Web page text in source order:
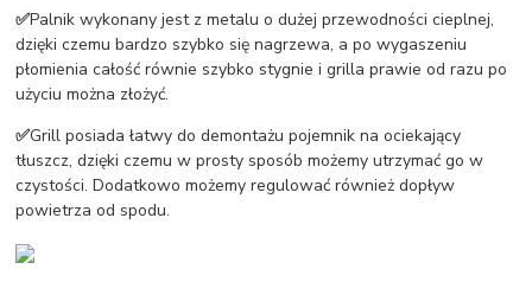
✅Palnik wykonany jest z metalu o dużej przewodności cieplnej,
dzięki czemu bardzo szybko się nagrzewa, a po wygaszeniu
płomienia całość równie szybko stygnie i grilla prawie od razu po
użyciu można złożyć.
✅Grill posiada łatwy do demontażu pojemnik na ociekający
tłuszcz, dzięki czemu w prosty sposób możemy utrzymać go w
czystości. Dodatkowo możemy regulować również dopływ
powietrza od spodu.